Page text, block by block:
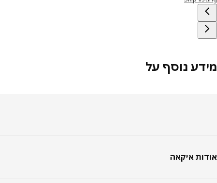
נוסף על
איקאה